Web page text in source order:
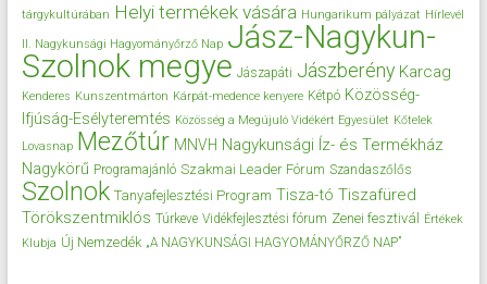
tárgykultúrában Helyi termékek vására Hungarikum pályázat Hírlevél
II. Nagykunsági Hagyományőrző Nap Jász-Nagykun-
Szolnok megye Jászapáti Jászberény Karcag
Kenderes Kunszentmárton Kárpát-medence kenyere Kétpó Közösség-
Ifjúság-Esélyteremtés Közösség a Megújuló Vidékért Egyesület Kőtelek
Lovasnap Mezőtúr MNVH Nagykunsági Íz- és Termékház
Nagykörű Programajánló Szakmai Leader Fórum Szandaszőlős
Szolnok Tanyafejlesztési Program Tisza-tó Tiszafüred
Törökszentmiklós Túrkeve Vidékfejlesztési fórum Zenei fesztivál
Értékek
Klubja Új Nemzedék „A NAGYKUNSÁGI HAGYOMÁNYŐRZŐ NAP”